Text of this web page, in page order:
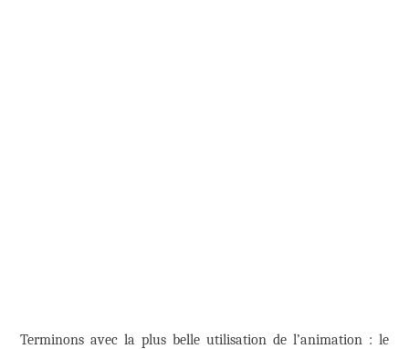
Terminons avec la plus belle utilisation de l’animation : le